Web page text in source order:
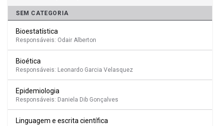
SEM CATEGORIA
Bioestatística
Responsáveis: Odair Alberton
Bioética
Responsáveis: Leonardo Garcia Velasquez
Epidemiologia
Responsáveis: Daniela Dib Gonçalves
Linguagem e escrita científica